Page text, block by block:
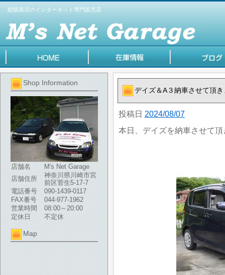
総額表示のインターネット専門販売店
Shop Information
店舗名
M's Net Garage
店舗住所
神奈川県川崎市宮
前区菅生5-17-7
電話番号
090-1439-0117
FAX番号
044-977-1962
営業時間
08:00～20:00
定休日
不定休
Map
デイズ＆A３納車させて頂
投稿日 2024/08/07
本日、デイズを納車させて